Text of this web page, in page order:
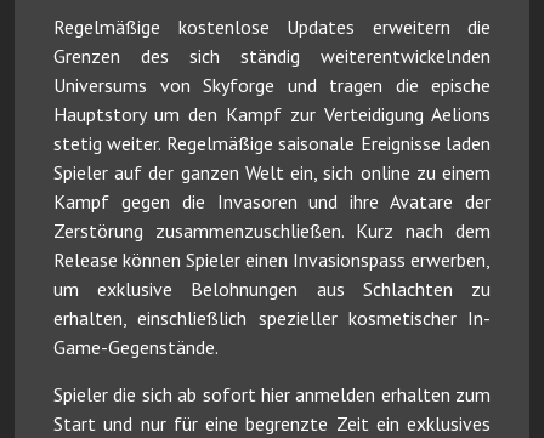
Regelmäßige kostenlose Updates erweitern die
Grenzen des sich ständig weiterentwickelnden
Universums von Skyforge und tragen die epische
Hauptstory um den Kampf zur Verteidigung Aelions
stetig weiter. Regelmäßige saisonale Ereignisse laden
Spieler auf der ganzen Welt ein, sich online zu einem
Kampf gegen die Invasoren und ihre Avatare der
Zerstörung zusammenzuschließen. Kurz nach dem
Release können Spieler einen Invasionspass erwerben,
um exklusive Belohnungen aus Schlachten zu
erhalten, einschließlich spezieller kosmetischer In-
Game-Gegenstände.
Spieler die sich ab sofort hier anmelden erhalten zum
Start und nur für eine begrenzte Zeit ein exklusives